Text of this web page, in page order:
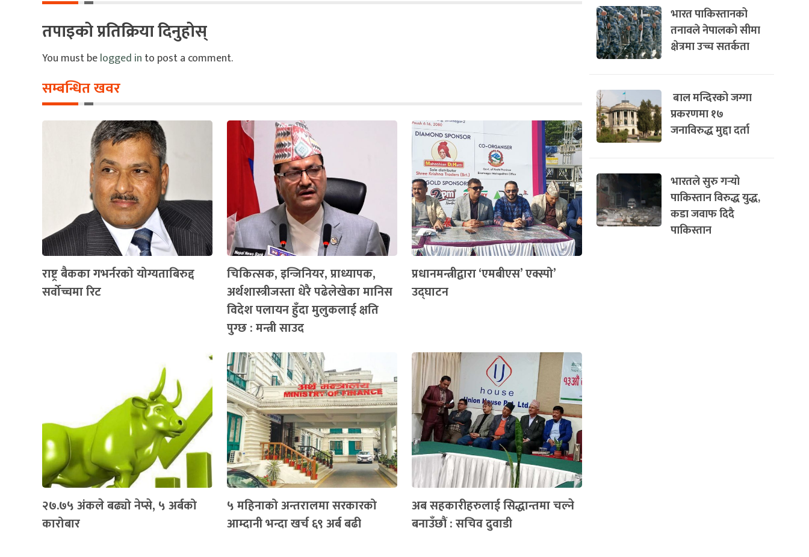
तपाइको प्रतिक्रिया दिनुहोस्
You must belogged in to post a comment.
सम्बन्धित खवर
राष्ट्र बैकका गभर्नरको योग्यताबिरुद्द
सर्वोच्चमा रिट
चिकित्सक, इन्जिनियर, प्राध्यापक,
अर्थशास्त्रीजस्ता धेरै पढेलेखेका मानिस
विदेश पलायन हुँदा मुलुकलाई क्षति
पुग्छ : मन्त्री साउद
प्रधानमन्त्रीद्वारा ‘एमबीएस’ एक्स्पो’
उद्घाटन
२७.७५ अंकले बढ्यो नेप्से, ५ अर्बको
कारोबार
५ महिनाको अन्तरालमा सरकारको
आम्दानी भन्दा खर्च ६९ अर्ब बढी
अब सहकारीहरुलाई सिद्धान्तमा चल्ने
बनाउँछौं : सचिव दुवाडी
भारत पाकिस्तानको
तनावले नेपालको सीमा
क्षेत्रमा उच्च सतर्कता
बाल मन्दिरको जग्गा
प्रकरणमा १७
जनाविरुद्ध मुद्दा दर्ता
भारतले सुरु गर्‍यो
पाकिस्तान विरुद्ध युद्ध,
कडा जवाफ दिदै
पाकिस्तान